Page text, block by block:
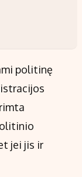
politinę
jei jis ir